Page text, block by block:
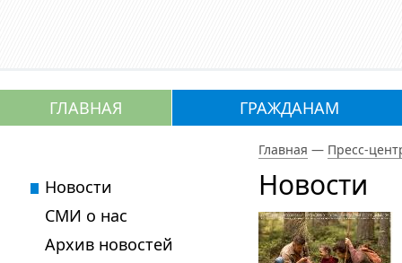
ГЛАВНАЯ ГРАЖДАНАМ
Главная — Пресс-
Новости
Новости
СМИ о нас
Архив новостей